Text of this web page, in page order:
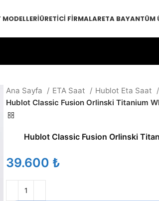
ÜRETICI FIRMALARETA BAYANTÜM
Ana Sayfa ETA Saat
Hublot Eta Saat
Hublot Classic Fusion Orlinski Titanium
Hublot Classic Fusion Orlinski
₺